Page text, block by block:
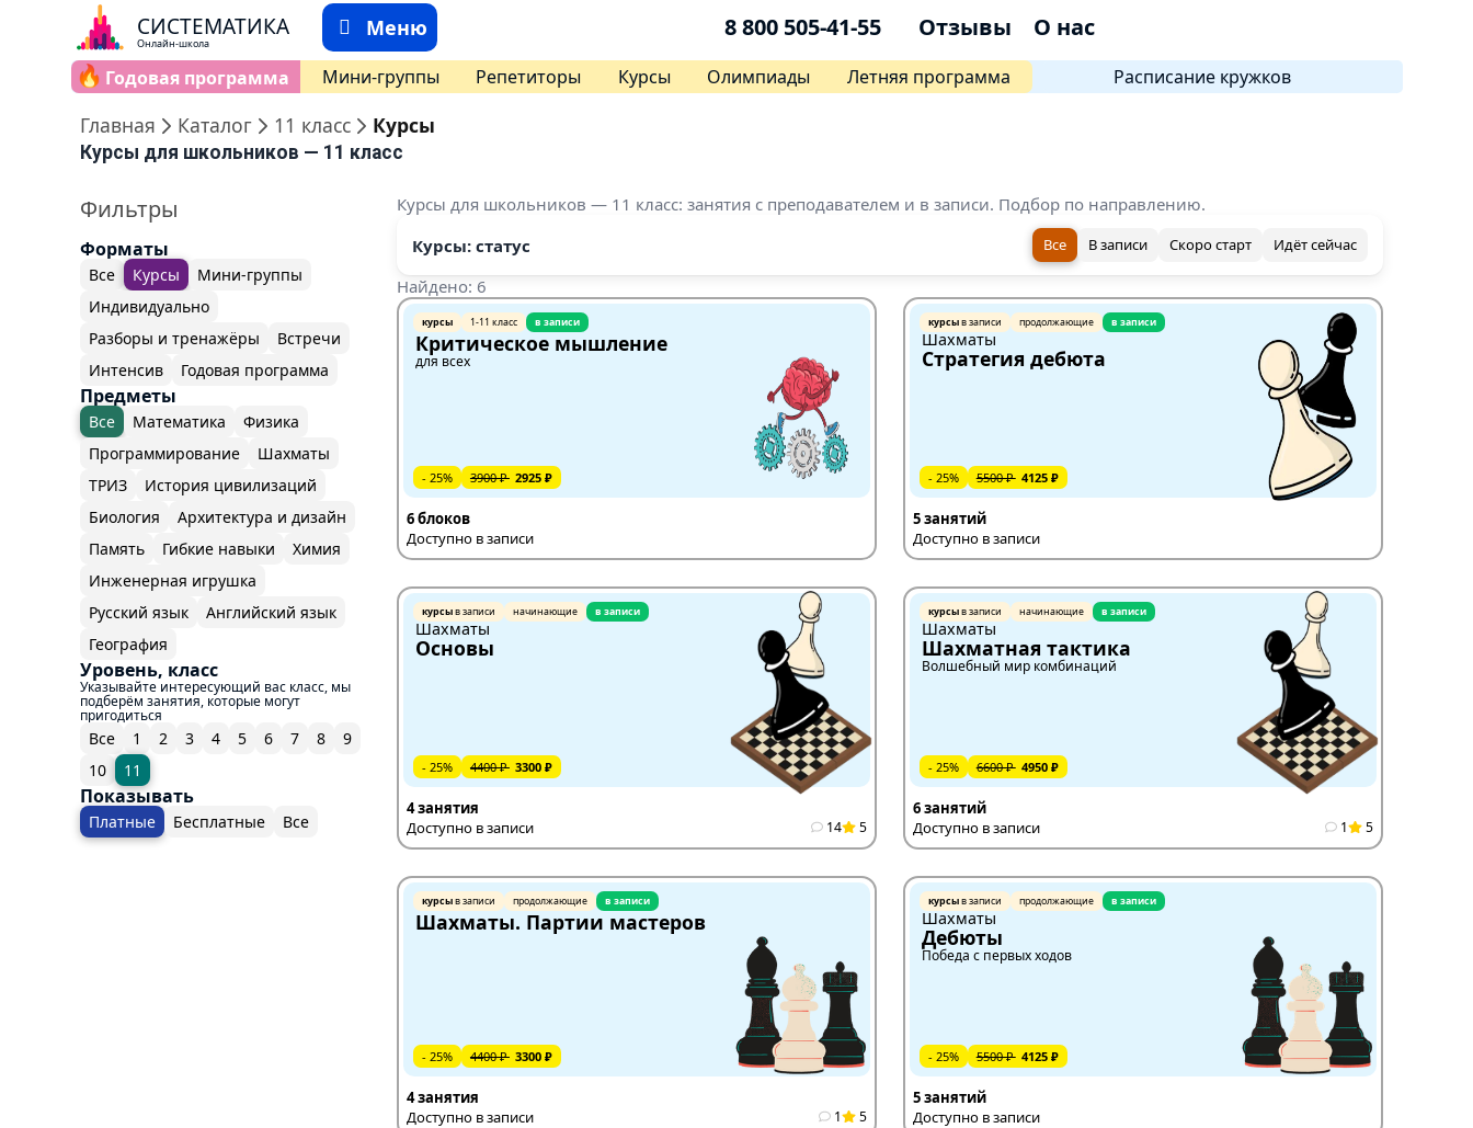
СИСТЕМАТИКА
Онлайн-школа
Меню 8 800 505-41-55 Отзывы
О нас
🔥 Годовая программа Мини-группы Репетиторы Курсы Олимпиады Летняя программа Расписание кружков
Главная Каталог 11 класс Курсы
Курсы для школьников — 11 класс
Фильтры
Форматы
Все Курсы
Мини-группы
Индивидуально
Разборы и тренажёры
Встречи
Интенсив
Годовая программа
Предметы
Все Математика
Физика
Программирование
Шахматы
ТРИЗ
История цивилизаций
Биология
Архитектура и дизайн
Память
Гибкие навыки
Химия
Инженерная игрушка
Русский язык
Английский язык
География
Уровень, класс
Указывайте интересующий вас класс, мы
подберём занятия, которые могут
пригодиться
Все 1 2 3 4 5 6 7 8
9
10
11
Показывать
Платные Бесплатные Все
Курсы для школьников — 11 класс: занятия с преподавателем и в записи. Подбор по направлению.
Курсы: статус
Все В записи Скоро старт Идёт сейчас
Найдено: 6
курсы 1-11 класс в записи
Критическое мышление
для всех
- 25% 3900 ₽ 2925 ₽
6 блоков
Доступно в записи
курсыв записи продолжающие в записи
Шахматы
Стратегия дебюта
- 25% 5500 ₽ 4125 ₽
5 занятий
Доступно в записи
курсыв записи начинающие в записи
Шахматы
Основы
- 25% 4400 ₽ 3300 ₽
4 занятия
Доступно в записи
14 5
курсыв записи начинающие в записи
Шахматы
Шахматная тактика
Волшебный мир комбинаций
- 25% 6600 ₽ 4950 ₽
6 занятий
Доступно в записи
1 5
курсыв записи продолжающие в записи
Шахматы. Партии мастеров
- 25% 4400 ₽ 3300 ₽
4 занятия
Доступно в записи
1 5
курсыв записи продолжающие в записи
Шахматы
Дебюты
Победа с первых ходов
- 25% 5500 ₽ 4125 ₽
5 занятий
Доступно в записи